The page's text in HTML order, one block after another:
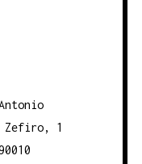
Zefiro, 1